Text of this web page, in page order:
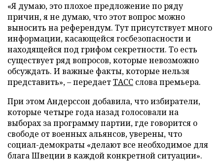
«Я думаю, это плохое предложение по ряду
причин, я не думаю, что этот вопрос можно
выносить на референдум. Тут присутствует много
информации, касающейся госбезопасности и
находящейся под грифом секретности. То есть
существует ряд вопросов, которые невозможно
обсуждать. И важные факты, которые нельзя
представить», – передаетТАСС слова премьера.
При этом Андерссон добавила, что избиратели,
которые четыре года назад голосовали на
выборах за программу партии, где говорится о
свободе от военных альянсов, уверены, что
социал-демократы «делают все необходимое для
блага Швеции в каждой конкретной ситуации».